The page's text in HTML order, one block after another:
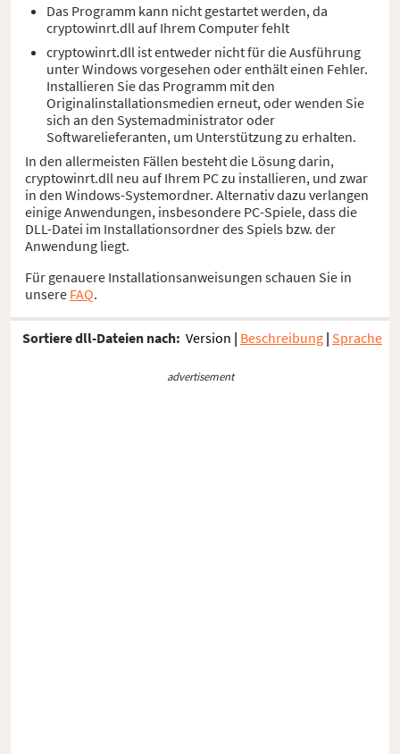
Das Programm kann nicht gestartet werden, da
cryptowinrt.dll auf Ihrem Computer fehlt
cryptowinrt.dll ist entweder nicht für die Ausführung
unter Windows vorgesehen oder enthält einen Fehler.
Installieren Sie das Programm mit den
Originalinstallationsmedien erneut, oder wenden Sie
sich an den Systemadministrator oder
Softwarelieferanten, um Unterstützung zu erhalten.
In den allermeisten Fällen besteht die Lösung darin,
cryptowinrt.dll neu auf Ihrem PC zu installieren, und zwar
in den Windows-Systemordner. Alternativ dazu verlangen
einige Anwendungen, insbesondere PC-Spiele, dass die
DLL-Datei im Installationsordner des Spiels bzw. der
Anwendung liegt.
Für genauere Installationsanweisungen schauen Sie in
unsere FAQ.
Sortiere dll-Dateien nach: Version | Beschreibung | Sprache
advertisement